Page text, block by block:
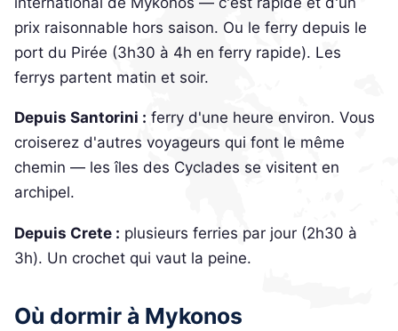
prix raisonnable hors saison. Ou le ferry depuis le
port du Pirée (3h30 à 4h en ferry rapide). Les
ferrys partent matin et soir.
Depuis Santorini : ferry d'une heure environ. Vous
croiserez d'autres voyageurs qui font le même
chemin — les îles des Cyclades se visitent en
archipel.
Depuis Crete : plusieurs ferries par jour (2h30 à
3h). Un crochet qui vaut la peine.
Où dormir à Mykonos